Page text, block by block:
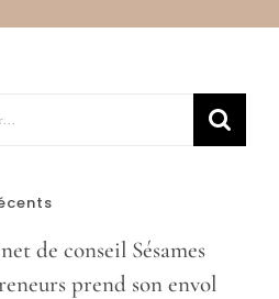
de conseil Sésames
prend son envol